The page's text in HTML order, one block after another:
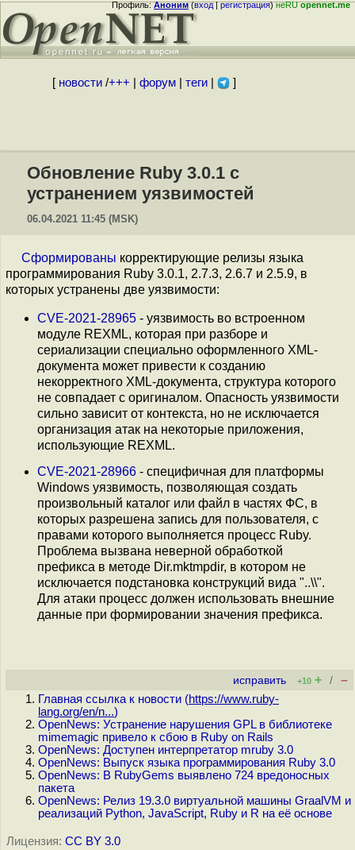
Профиль:Аноним(вход|регистрация)неRUopennet.me
[ новости/+++ форум| теги| ]
Обновление Ruby 3.0.1 с
устранением уязвимостей
06.04.2021 11:45 (MSK)
Сформированы корректирующие релизы языка
программирования Ruby 3.0.1, 2.7.3, 2.6.7 и 2.5.9, в
которых устранены две уязвимости:
CVE-2021-28965 - уязвимость во встроенном
модуле REXML, которая при разборе и
сериализации специально оформленного XML-
документа может привести к созданию
некорректного XML-документа, структура которого
не совпадает с оригиналом. Опасность уязвимости
сильно зависит от контекста, но не исключается
организация атак на некоторые приложения,
использующие REXML.
CVE-2021-28966 - специфичная для платформы
Windows уязвимость, позволяющая создать
произвольный каталог или файл в частях ФС, в
которых разрешена запись для пользователя, с
правами которого выполняется процесс Ruby.
Проблема вызвана неверной обработкой
префикса в методе Dir.mktmpdir, в котором не
исключается подстановка конструкций вида "..\\".
Для атаки процесс должен использовать внешние
данные при формировании значения префикса.
исправить +10 + / –
Главная ссылка к новости (https://www.ruby-
lang.org/en/n...)
OpenNews: Устранение нарушения GPL в библиотеке
mimemagic привело к сбою в Ruby on Rails
OpenNews: Доступен интерпретатор mruby 3.0
OpenNews: Выпуск языка программирования Ruby 3.0
OpenNews: В RubyGems выявлено 724 вредоносных
пакета
OpenNews: Релиз 19.3.0 виртуальной машины GraalVM и
реализаций Python, JavaScript, Ruby и R на её основе
Лицензия: CC BY 3.0